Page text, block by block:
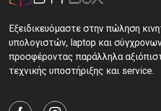
Εξειδικευόμαστε στην πώληση
υπολογιστών, laptop και
προσφέροντας παράλληλα
τεχνικής υποστήριξης και service.